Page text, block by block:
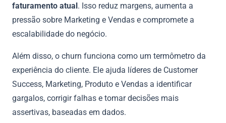
faturamento atual. Isso reduz margens, aumenta a
pressão sobre Marketing e Vendas e compromete a
escalabilidade do negócio.
Além disso, o churn funciona como um termômetro da
experiência do cliente. Ele ajuda líderes de Customer
Success, Marketing, Produto e Vendas a identificar
gargalos, corrigir falhas e tomar decisões mais
assertivas, baseadas em dados.